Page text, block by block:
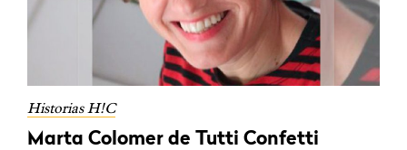
Historias H!C
Marta Colomer de Tutti Confetti